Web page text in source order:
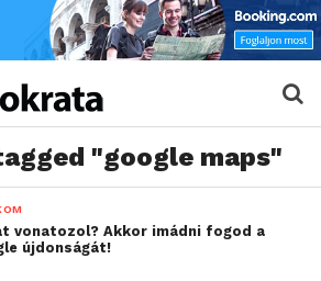
"google maps"
vonatozol? Akkor imádni fogod a
újdonságát!